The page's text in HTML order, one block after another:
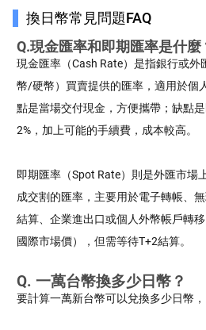
換日幣常見問題FAQ
Q.現金匯率和即期匯率是什麼
現金匯率（Cash Rate）是指銀行或
幣/硬幣）買賣提供的匯率，適用於個
點是當場交付現金，方便攜帶；缺點
2%，加上可能的手續費，成本較高。
即期匯率（Spot Rate）則是外匯市場
成交割的匯率，主要用於電子轉帳、
結算、企業進出口或個人外幣帳戶轉
國際市場價），但需等待T+2結算。
Q. 一萬台幣換多少日幣？
要計算一萬新台幣可以兌換多少日幣，